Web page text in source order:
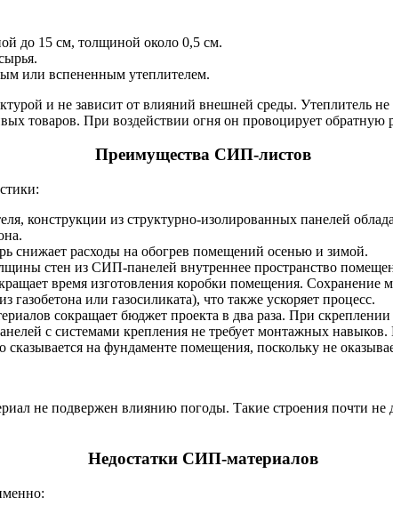
до 15 см, толщиной около 0,5 см.
или вспененным утеплителем.
и не зависит от влияний внешней среды. Утеплитель
товаров. При воздействии огня он провоцирует обратную
Преимущества СИП-листов
конструкции из структурно-изолированных панелей
снижает расходы на обогрев помещений осенью и зимой.
стен из СИП-панелей внутреннее пространство
время изготовления коробки помещения. Сохранение
или газосиликата), что также ускоряет процесс.
сокращает бюджет проекта в два раза. При скреплении
с системами крепления не требует монтажных
на фундаменте помещения, поскольку не
не подвержен влиянию погоды. Такие строения почти не
Недостатки СИП-материалов